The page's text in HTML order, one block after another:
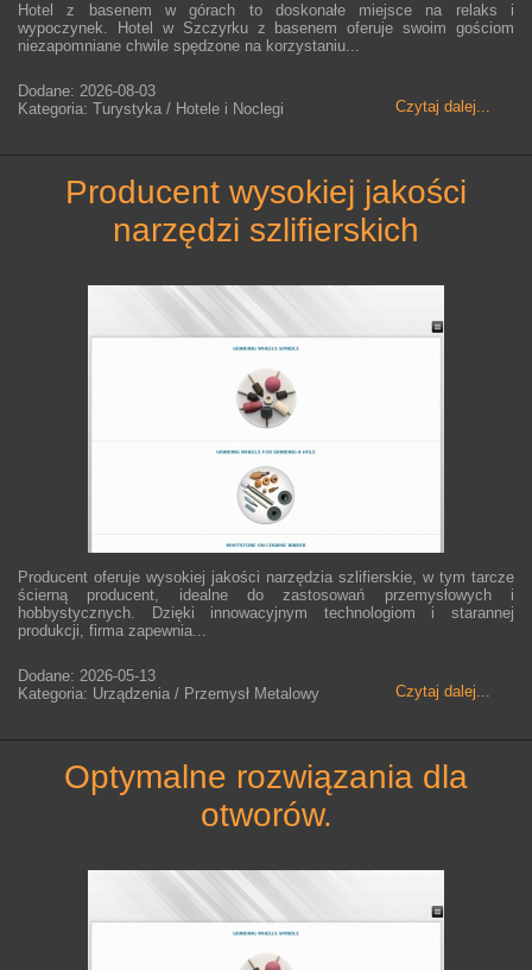
Hotel z basenem w górach to doskonałe miejsce na relaks i
wypoczynek. Hotel w Szczyrku z basenem oferuje swoim gościom
niezapomniane chwile spędzone na korzystaniu...
Czytaj dalej...
Dodane: 2026-08-03
Kategoria: Turystyka / Hotele i Noclegi
producent wysokiej jakości
narzędzi szlifierskich
Producent oferuje wysokiej jakości narzędzia szlifierskie, w tym tarcze
ścierną producent, idealne do zastosowań przemysłowych i
hobbystycznych. Dzięki innowacyjnym technologiom i starannej
produkcji, firma zapewnia...
Czytaj dalej...
Dodane: 2026-05-13
Kategoria: Urządzenia / Przemysł Metalowy
optymalne rozwiązania dla
otworów.